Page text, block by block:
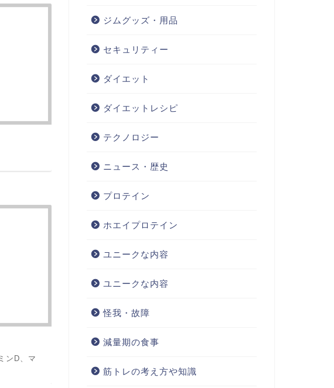
ンD、マ
ジムグッズ・用品
セキュリティー
ダイエット
ダイエットレシピ
テクノロジー
ニュース・歴史
プロテイン
ホエイプロテイン
ユニークな内容
ユニークな内容
怪我・故障
減量期の食事
筋トレの考え方や知識